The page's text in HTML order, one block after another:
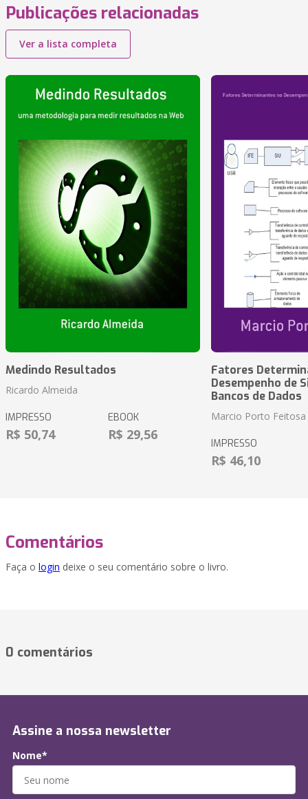
Publicações relacionadas
Ver a lista completa
Medindo Resultados
Ricardo Almeida
IMPRESSO
R$ 50,74
EBOOK
R$ 29,56
Fatores
Desempenho de
Bancos de Dados
Marcio Porto Feitosa
IMPRESSO
R$ 46,10
Comentários
Faça o login deixe o seu comentário sobre o livro.
0 comentários
Assine a nossa newsletter
Nome*